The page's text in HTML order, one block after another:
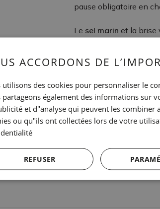
pause obligatoire en
Le sel marin et la brise
recommandés). Un
INFORMATION
Moll d'Espanya
Sport
ACCORDONS DE
utilisons des cookies pour personnaliser le
partageons également des informations sur
et d"analyse qui peuvent les
ou qu"ils ont collectées lors de votre
REFUSER